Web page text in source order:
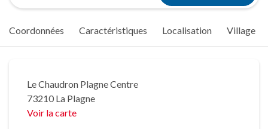
Coordonnées Caractéristiques Localisation Village
Le Chaudron Plagne Centre
73210 La Plagne
Voir la carte